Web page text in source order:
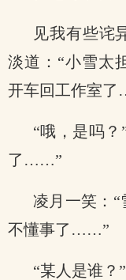
见我有些诧
淡道：“小雪太
开车回工作室
“哦，是吗
了……”
凌月一笑：
不懂事了……”
“某人是谁？”